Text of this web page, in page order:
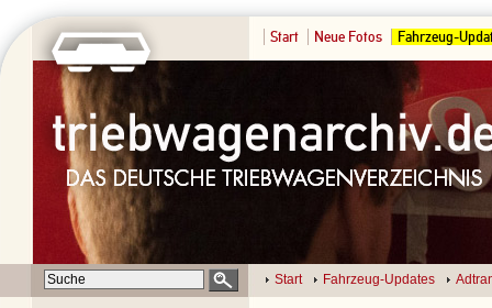
Start Neue Fotos Fahrzeug-
Start Fahrzeug-Updates